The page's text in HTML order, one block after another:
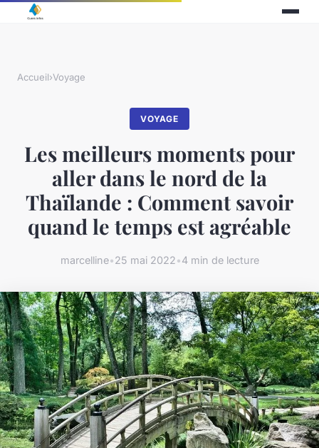
Accueil›Voyage
VOYAGE
Les meilleurs moments pour
aller dans le nord de la
Thaïlande : Comment savoir
quand le temps est agréable
marcelline•25 mai 2022•4 min de lecture